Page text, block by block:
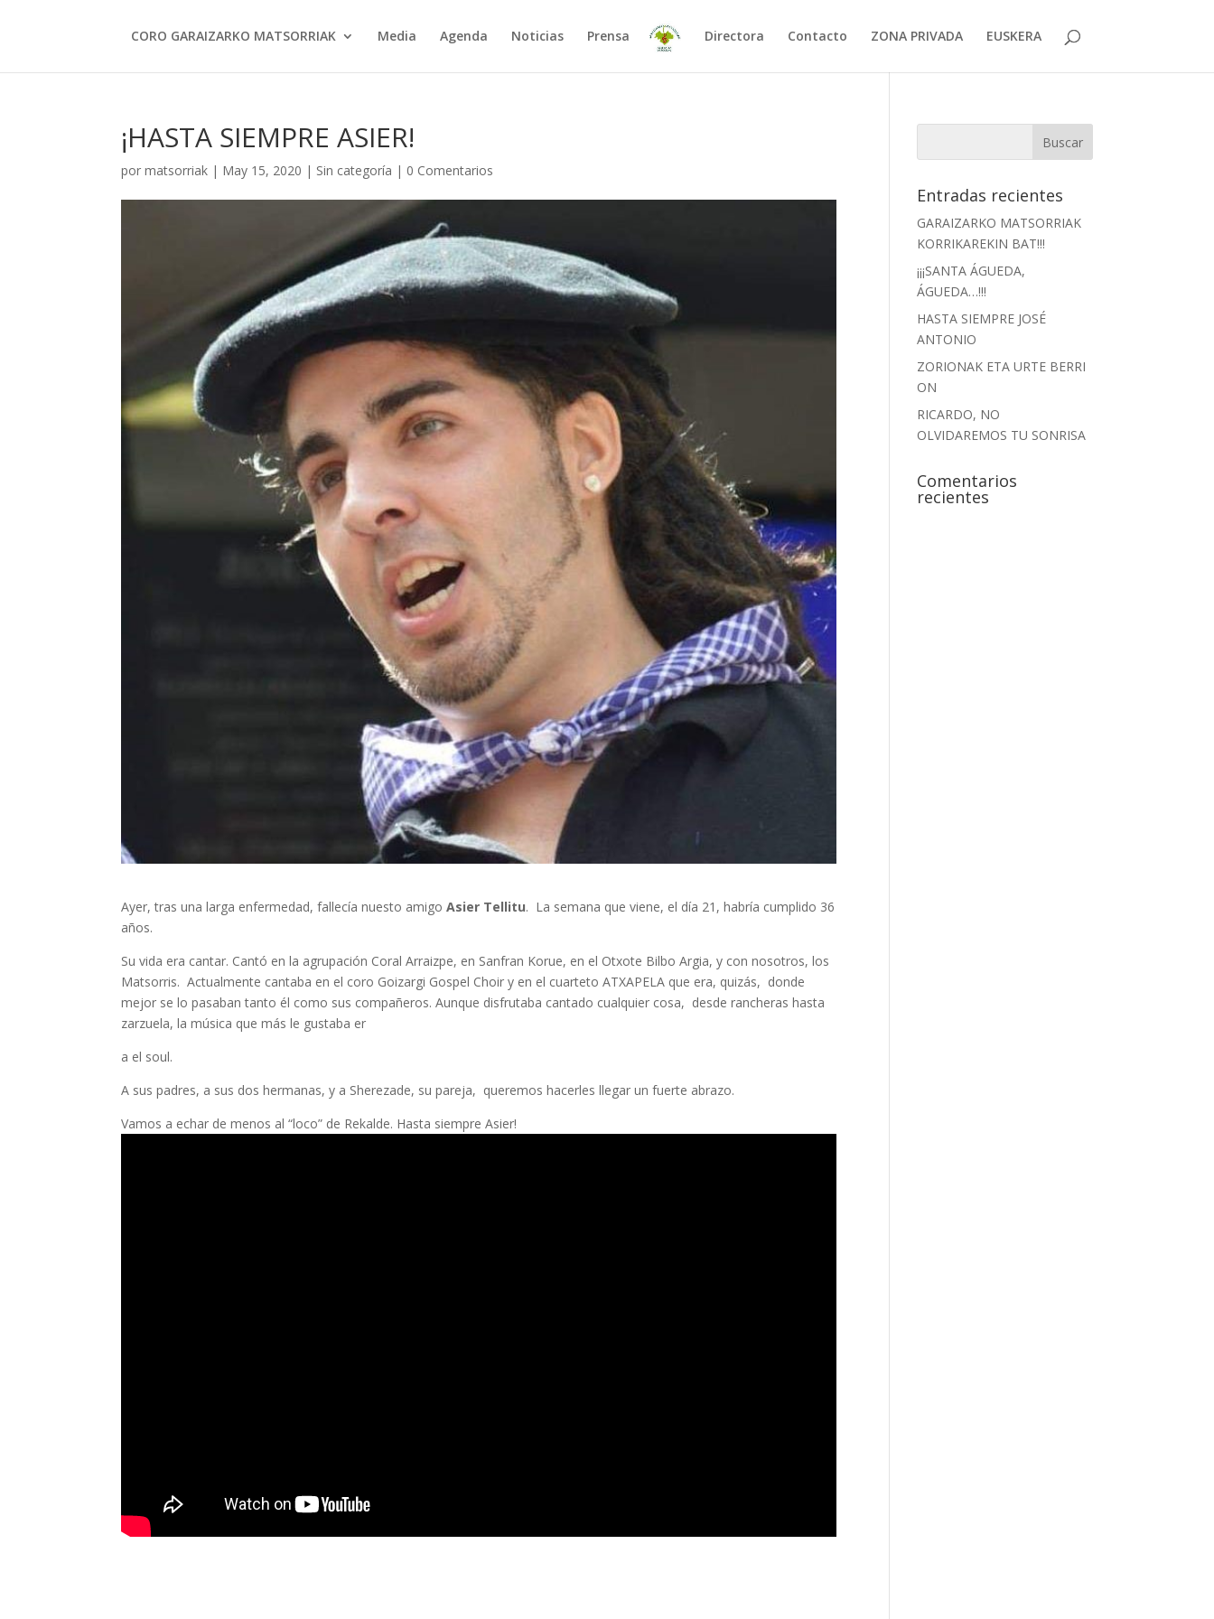
CORO GARAIZARKO MATSORRIAK Media Agenda Noticias Prensa Directora Contacto ZONA PRIVADA EUSKERA
¡HASTA SIEMPRE ASIER!
pormatsorriak | May 15, 2020 | Sin categoría | 0 Comentarios
Ayer, tras una larga enfermedad, fallecía nuesto amigoAsier Tellitu. La semana que viene, el día 21, habría cumplido 36
años.
Su vida era cantar. Cantó en la agrupación Coral Arraizpe, en Sanfran Korue, en el Otxote Bilbo Argia, y con nosotros, los
Matsorris. Actualmente cantaba en el coro Goizargi Gospel Choir y en el cuarteto ATXAPELA que era, quizás, donde
mejor se lo pasaban tanto él como sus compañeros. Aunque disfrutaba cantado cualquier cosa, desde rancheras hasta
zarzuela, la música que más le gustaba er
a el soul.
A sus padres, a sus dos hermanas, y a Sherezade, su pareja, queremos hacerles llegar un fuerte abrazo.
Vamos a echar de menos al “loco” de Rekalde. Hasta siempre Asier!
Entradas recientes
GARAIZARKO MATSORRIAK
KORRIKAREKIN BAT!!!
¡¡¡SANTA ÁGUEDA,
ÁGUEDA…!!!
HASTA SIEMPRE JOSÉ
ANTONIO
ZORIONAK ETA URTE BERRI
ON
RICARDO, NO
OLVIDAREMOS TU SONRISA
Comentarios
recientes